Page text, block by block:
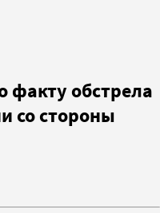
факту обстрела
со стороны